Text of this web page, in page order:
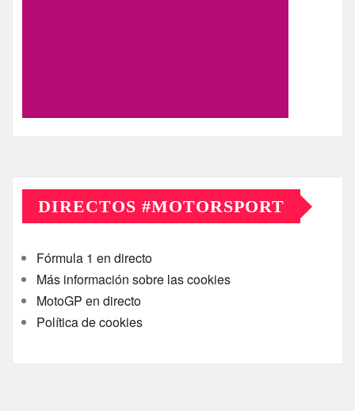
DIRECTOS #MOTORSPORT
Fórmula 1 en directo
Más información sobre las cookies
MotoGP en directo
Política de cookies